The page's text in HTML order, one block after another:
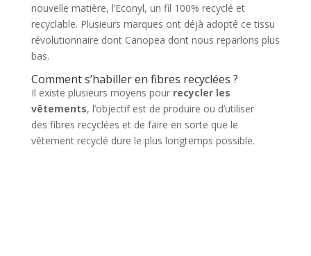
nouvelle matière, l’Econyl, un fil 100% recyclé et
recyclable. Plusieurs marques ont déjà adopté ce tissu
révolutionnaire dont Canopea dont nous reparlons plus
bas.
Comment s’habiller en fibres recyclées ?
Il existe plusieurs moyens pour recycler les
vêtements, l’objectif est de produire ou d’utiliser
des fibres recyclées et de faire en sorte que le
vêtement recyclé dure le plus longtemps possible.